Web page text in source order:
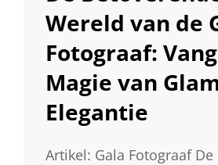
Wereld van de
Fotograaf:
Magie van
Elegantie
Artikel: Gala Fotograaf